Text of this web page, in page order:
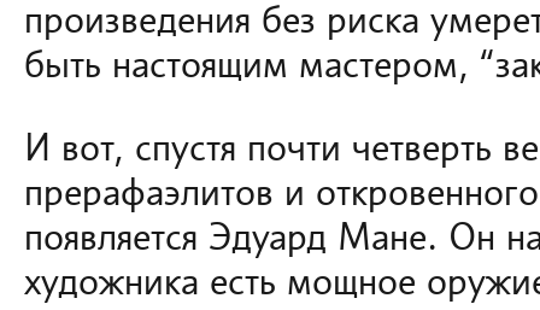
произведения без риска
быть настоящим мастером,
И вот, спустя почти четверть
прерафаэлитов и
появляется Эдуард Мане. Он
художника есть мощное